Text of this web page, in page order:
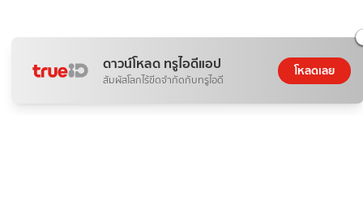
ดาวน์โหลด ทรูไอดีแอป
สัมผัสโลกไร้ขีดจำกัดกับทรูไอดี
โหลดเลย